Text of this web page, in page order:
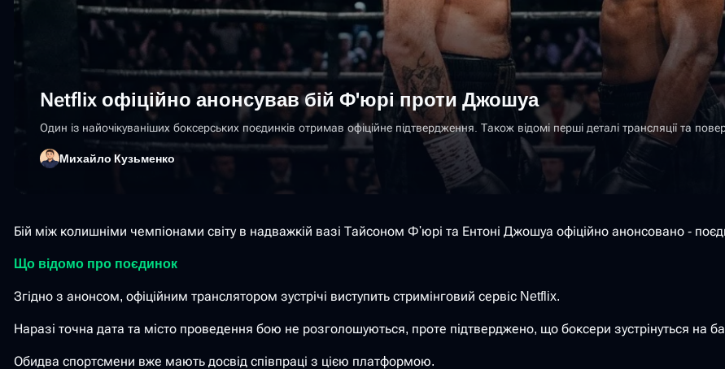
Netflix офіційно анонсував бій Ф'юрі проти Джошуа
Один із найочікуваніших боксерських поєдинків отримав офіційне підтвердження. Також відомі перші деталі трансляції та
Михайло Кузьменко
Бій між колишніми чемпіонами світу в надважкій вазі Тайсоном Ф'юрі та Ентоні Джошуа офіційно анонсовано -
Що відомо про поєдинок
Згідно з анонсом, офіційним транслятором зустрічі виступить стримінговий сервіс Netflix.
Наразі точна дата та місто проведення бою не розголошуються, проте підтверджено, що боксери зустрінуться на
Обидва спортсмени вже мають досвід співпраці з цією платформою.